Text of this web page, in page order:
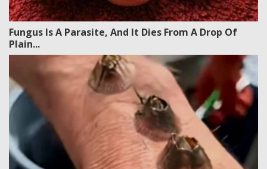
Fungus Is A Parasite, And It Dies From A Drop Of
Plain...